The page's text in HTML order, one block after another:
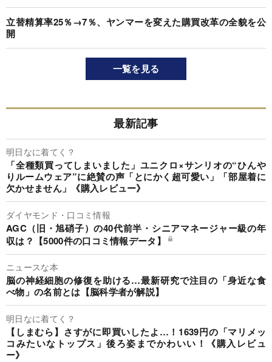
立替精算率25％→7％、ヤンマーを変えた購買改革の全貌を公
開
一覧を見る
最新記事
明日なに着てく？
「全種類買ってしまいました」ユニクロ×サンリオの“ひんや
りルームウェア”に絶賛の声「とにかく超可愛い」「部屋着に
欠かせません」《購入レビュー》
ダイヤモンド・口コミ情報
AGC（旧・旭硝子）の40代前半・シニアマネージャー級の年
収は？【5000件の口コミ情報データ】
ニュースな本
脳の神経細胞の修復を助ける…最新研究で注目の「身近な食
べ物」の名前とは【脳科学者が解説】
明日なに着てく？
【しまむら】さすがに即買いしたよ…！1639円の「マリメッ
コみたいなトップス」後ろ姿までかわいい！《購入レビュ
ー》